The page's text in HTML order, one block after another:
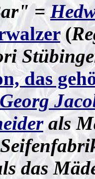
=
(
das
Georg
als
das